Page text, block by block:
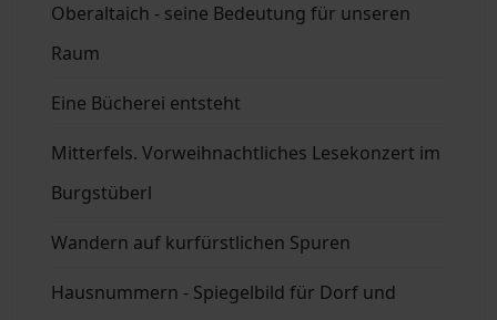
Oberaltaich - seine Bedeutung für unseren
Raum
Eine Bücherei entsteht
Mitterfels. Vorweihnachtliches Lesekonzert im
Burgstüberl
Wandern auf kurfürstlichen Spuren
Hausnummern - Spiegelbild für Dorf und